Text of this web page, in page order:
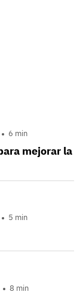
6 min
mejorar la
5 min
8 min